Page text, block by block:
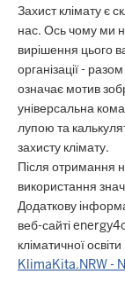
Захист клімату є
нас. Ось чому ми
вирішення цього
організації -
означає мотив
універсальна
лупою та
захисту клімату.
Після отримання
використання
Додаткову
веб-сайті
кліматичної освіти
KlimaKita.NRW -